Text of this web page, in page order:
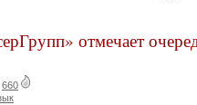
отмечает
660